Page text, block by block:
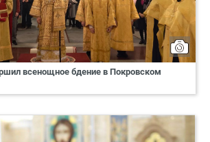
всенощное бдение в Покровском